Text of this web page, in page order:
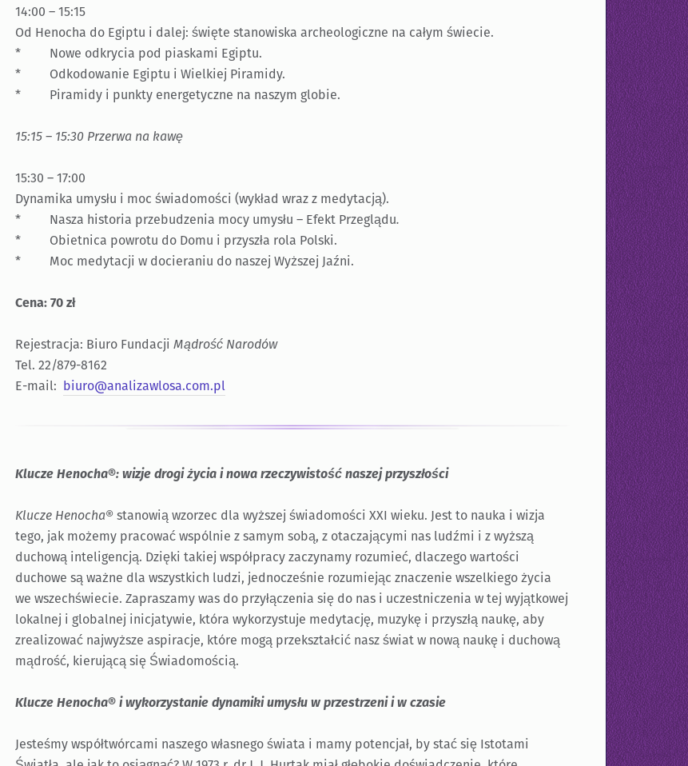
14:00 – 15:15
Od Henocha do Egiptu i dalej: święte stanowiska archeologiczne na całym świecie.
* Nowe odkrycia pod piaskami Egiptu.
* Odkodowanie Egiptu i Wielkiej Piramidy.
* Piramidy i punkty energetyczne na naszym globie.
15:15 – 15:30 Przerwa na kawę
15:30 – 17:00
Dynamika umysłu i moc świadomości (wykład wraz z medytacją).
* Nasza historia przebudzenia mocy umysłu – Efekt Przeglądu.
* Obietnica powrotu do Domu i przyszła rola Polski.
* Moc medytacji w docieraniu do naszej Wyższej Jaźni.
Cena: 70 zł
Rejestracja: Biuro Fundacji Mądrość Narodów
Tel. 22/879-8162
E-mail: biuro@analizawlosa.com.pl
Klucze Henocha®: wizje drogi życia i nowa rzeczywistość naszej przyszłości
Klucze Henocha® stanowią wzorzec dla wyższej świadomości XXI wieku. Jest to nauka i wizja
tego, jak możemy pracować wspólnie z samym sobą, z otaczającymi nas ludźmi i z wyższą
duchową inteligencją. Dzięki takiej współpracy zaczynamy rozumieć, dlaczego wartości
duchowe są ważne dla wszystkich ludzi, jednocześnie rozumiejąc znaczenie wszelkiego życia
we wszechświecie. Zapraszamy was do przyłączenia się do nas i uczestniczenia w tej wyjątkowej
lokalnej i globalnej inicjatywie, która wykorzystuje medytację, muzykę i przyszłą naukę, aby
zrealizować najwyższe aspiracje, które mogą przekształcić nasz świat w nową naukę i duchową
mądrość, kierującą się Świadomością.
Klucze Henocha® i wykorzystanie dynamiki umysłu w przestrzeni i w czasie
Jesteśmy współtwórcami naszego własnego świata i mamy potencjał, by stać się Istotami